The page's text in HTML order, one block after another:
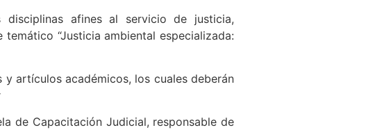
afines al servicio de justicia,
“Justicia ambiental especializada:
artículos académicos, los cuales deberán
de Capacitación Judicial, responsable de